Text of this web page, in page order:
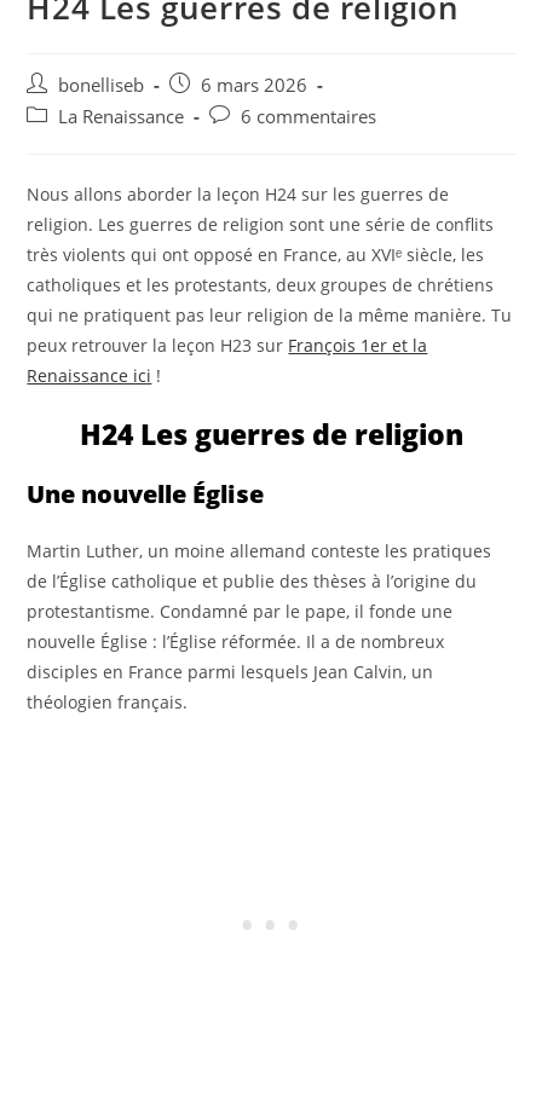
bonelliseb
6 mars 2026
La Renaissance
6 commentaires
Nous allons aborder la leçon H24 sur les guerres de
religion. Les guerres de religion sont une série de conflits
très violents qui ont opposé en France, au XVIᵉ siècle, les
catholiques et les protestants, deux groupes de chrétiens
qui ne pratiquent pas leur religion de la même manière. Tu
peux retrouver la leçon H23 sur François 1er et la
Renaissance ici !
H24 Les guerres de religion
Une nouvelle Église
Martin Luther, un moine allemand conteste les pratiques
de l’Église catholique et publie des thèses à l’origine du
protestantisme. Condamné par le pape, il fonde une
nouvelle Église : l’Église réformée. Il a de nombreux
disciples en France parmi lesquels Jean Calvin, un
théologien français.